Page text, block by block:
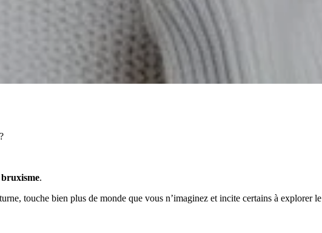
bruxisme.
touche bien plus de monde que vous n’imaginez et incite certains à explorer le